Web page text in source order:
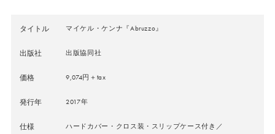
タイトル マイケル・ケンナ『Abruzzo』
出版社 出版協同社
価格 9,074円＋tax
発行年 2017年
仕様
ハードカバー・クロス装・スリップケース付き／